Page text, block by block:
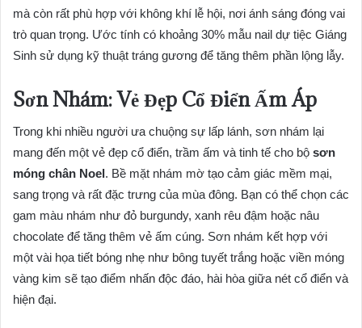
mà còn rất phù hợp với không khí lễ hội, nơi ánh sáng đóng vai
trò quan trọng. Ước tính có khoảng 30% mẫu nail dự tiệc Giáng
Sinh sử dụng kỹ thuật tráng gương để tăng thêm phần lộng lẫy.
Sơn Nhám: Vẻ Đẹp Cổ Điển Ấm Áp
Trong khi nhiều người ưa chuộng sự lấp lánh, sơn nhám lại
mang đến một vẻ đẹp cổ điển, trầm ấm và tinh tế cho bộ sơn
móng chân Noel. Bề mặt nhám mờ tạo cảm giác mềm mại,
sang trọng và rất đặc trưng của mùa đông. Bạn có thể chọn các
gam màu nhám như đỏ burgundy, xanh rêu đậm hoặc nâu
chocolate để tăng thêm vẻ ấm cúng. Sơn nhám kết hợp với
một vài họa tiết bóng nhẹ như bông tuyết trắng hoặc viền móng
vàng kim sẽ tạo điểm nhấn độc đáo, hài hòa giữa nét cổ điển và
hiện đại.